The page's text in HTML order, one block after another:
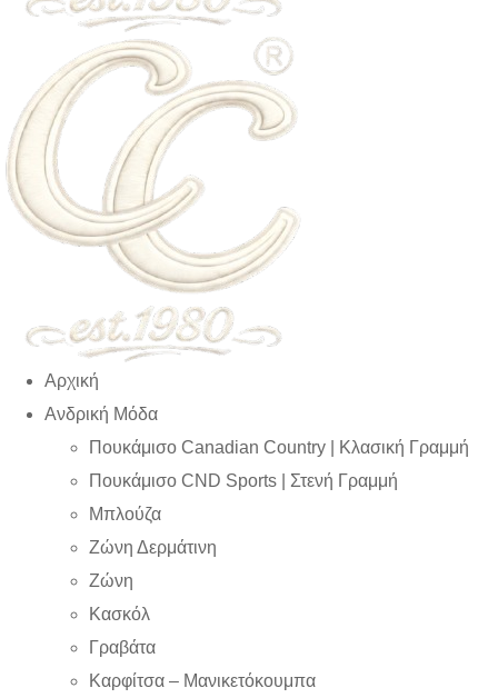
Αρχική
Ανδρική Μόδα
Πουκάμισο Canadian Country | Kλασική Γραμμή
Πουκάμισο CND Sports | Στενή Γραμμή
Μπλούζα
Ζώνη Δερμάτινη
Ζώνη
Κασκόλ
Γραβάτα
Καρφίτσα – Μανικετόκουμπα